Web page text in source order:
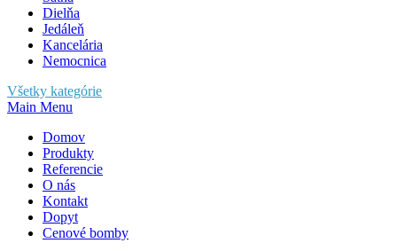
Dielňa
Jedáleň
Kancelária
Nemocnica
Všetky kategórie
Main Menu
Domov
Produkty
Referencie
O nás
Kontakt
Dopyt
Cenové bomby